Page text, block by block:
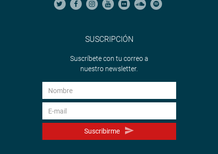
SUSCRIPCIÓN
Suscríbete con tu correo a
nuestro newsletter.
Suscribirme